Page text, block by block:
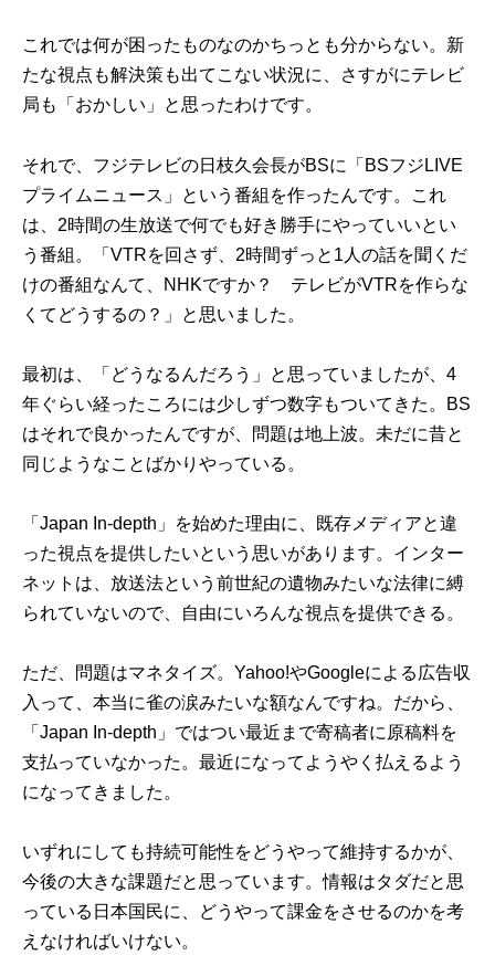
これでは何が困ったものなのかちっとも分からない。新
たな視点も解決策も出てこない状況に、さすがにテレビ
局も「おかしい」と思ったわけです。
それで、フジテレビの日枝久会長がBSに「BSフジLIVE
プライムニュース」という番組を作ったんです。これ
は、2時間の生放送で何でも好き勝手にやっていいとい
う番組。「VTRを回さず、2時間ずっと1人の話を聞くだ
けの番組なんて、NHKですか？ テレビがVTRを作らな
くてどうするの？」と思いました。
最初は、「どうなるんだろう」と思っていましたが、4
年ぐらい経ったころには少しずつ数字もついてきた。BS
はそれで良かったんですが、問題は地上波。未だに昔と
同じようなことばかりやっている。
「Japan In-depth」を始めた理由に、既存メディアと違
った視点を提供したいという思いがあります。インター
ネットは、放送法という前世紀の遺物みたいな法律に縛
られていないので、自由にいろんな視点を提供できる。
ただ、問題はマネタイズ。Yahoo!やGoogleによる広告収
入って、本当に雀の涙みたいな額なんですね。だから、
「Japan In-depth」ではつい最近まで寄稿者に原稿料を
支払っていなかった。最近になってようやく払えるよう
になってきました。
いずれにしても持続可能性をどうやって維持するかが、
今後の大きな課題だと思っています。情報はタダだと思
っている日本国民に、どうやって課金をさせるのかを考
えなければいけない。